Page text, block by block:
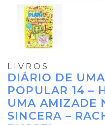
LIVROS
DIÁRIO DE
POPULAR 14 –
UMA AMIZADE
SINCERA –